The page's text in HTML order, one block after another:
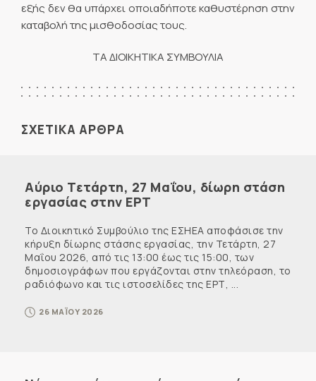
εξής δεν θα υπάρχει οποιαδήποτε καθυστέρηση στην
καταβολή της μισθοδοσίας τους.
ΤΑ ΔΙΟΙΚΗΤΙΚΑ ΣΥΜΒΟΥΛΙΑ
ΣΧΕΤΙΚΑ ΑΡΘΡΑ
Αύριο Τετάρτη, 27 Μαΐου, δίωρη στάση
εργασίας στην ΕΡΤ
Το Διοικητικό Συμβούλιο της ΕΣΗΕΑ αποφάσισε την
κήρυξη δίωρης στάσης εργασίας, την Τετάρτη, 27
Μαΐου 2026, από τις 13:00 έως τις 15:00, των
δημοσιογράφων που εργάζονται στην τηλεόραση, το
ραδιόφωνο και τις ιστοσελίδες της ΕΡΤ, ...
26 ΜΑΪΟΥ 2026